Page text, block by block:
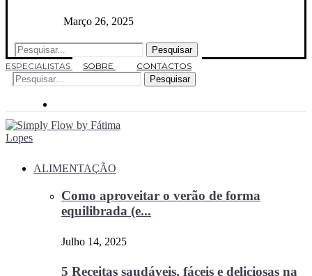
Março 26, 2025
Pesquisar
ESPECIALISTAS
SOBRE
CONTACTOS
Pesquisar
ALIMENTAÇÃO
Como aproveitar o verão de forma
equilibrada (e...
Julho 14, 2025
5 Receitas saudáveis, fáceis e deliciosas na